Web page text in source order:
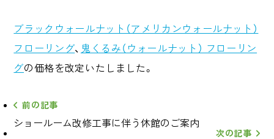
ブラックウォールナット（アメリカンウォールナット）
フローリング、 鬼くるみ（ウォールナット） フローリン
グの価格を改定いたしました。
前の記事
ショールーム改修工事に伴う休館のご案内
次の記事